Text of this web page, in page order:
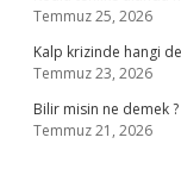
Temmuz 25, 2026
Kalp krizinde hangi
Temmuz 23, 2026
Bilir misin ne demek ?
Temmuz 21, 2026